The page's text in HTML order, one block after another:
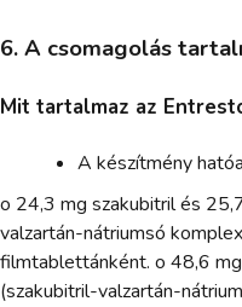
6. A csomagolás
Mit tartalmaz az
A készítmény
o 24,3 mg szakubitril és
valzartán-nátriumsó
filmtablettánként. o 48,6
(szakubitril-valzartán-